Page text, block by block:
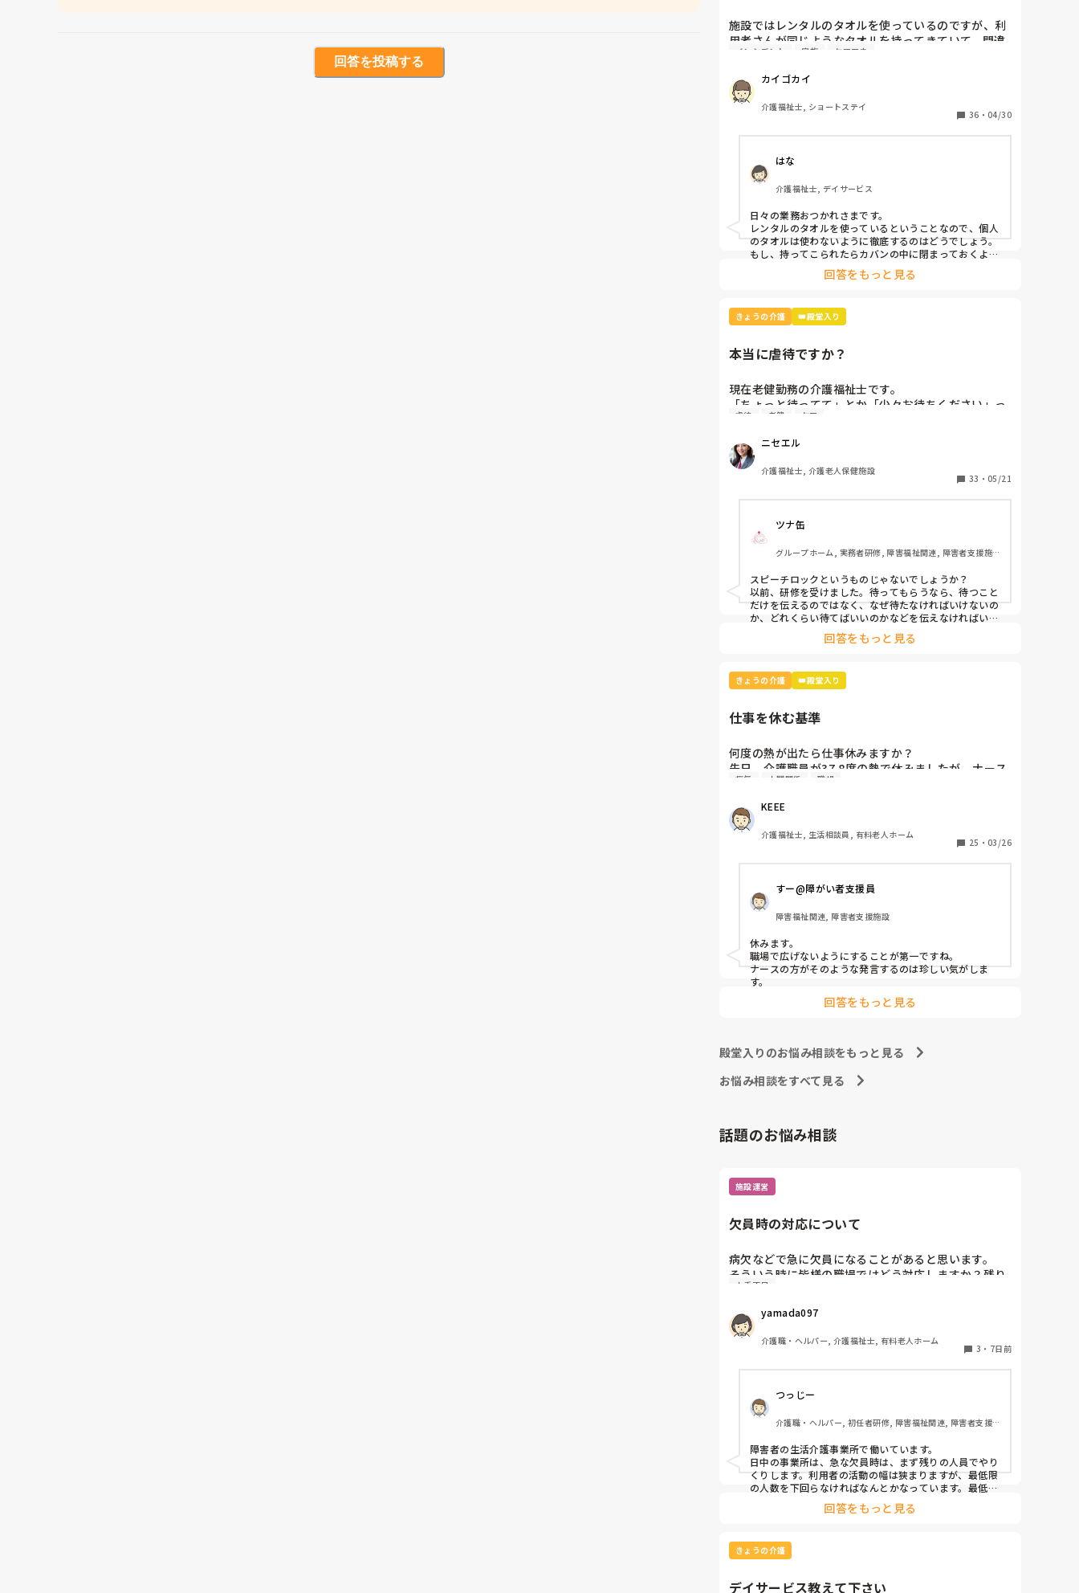
回答を投稿する
施設ではレンタルのタオルを使っているのですが、利
用者さんが同じようなタオルを持ってきていて、間違
えてレンタル業者に出してしまいました。
本人と家族とケアマネとレンタル業者に謝罪して、イ
ンシデントを書きましたが、対策って何？
インシデント 家族 ケアマネ
カイゴカイ
介護福祉士, ショートステイ
36 ・ 04/30
はな
介護福祉士, デイサービス
日々の業務おつかれさまです。
レンタルのタオルを使っているということなので、個人
のタオルは使わないように徹底するのはどうでしょう。
もし、持ってこられたらカバンの中に閉まっておくよう
回答をもっと見る
きょうの介護 👑殿堂入り
本当に虐待ですか？
現在老健勤務の介護福祉士です。
「ちょっと待ってて」とか「少々お待ちください」っ
て言葉、よく使いませんか？私の施設ではこの言葉は
になりました。
つまり虐待と同じ枠組みです。
そんなに悪い言葉ですか？むしろ必要な言葉だと思う
のですがいかがでしょう？
虐待 老健 ケア
ニセエル
介護福祉士, 介護老人保健施設
33 ・ 05/21
ツナ缶
グループホーム, 実務者研修, 障害福祉関連, 障害者支援施
スピーチロックというものじゃないでしょうか？
以前、研修を受けました。待ってもらうなら、待つこと
だけを伝えるのではなく、なぜ待たなければいけないの
か、どれくらい待てばいいのかなどを伝えなければいけ
例えば、「今、〜さんのお手伝いしてるから終わったら
忙しくて難しいときもありますけどね。
回答をもっと見る
きょうの介護 👑殿堂入り
仕事を休む基準
何度の熱が出たら仕事休みますか？
先日、介護職員が37.8度の熱で休みましたが、ナース
2人が「37.8度くらいで休む？私なら休まない。甘え
なら休みます。(平熱が低く微熱でもしんどいので)
皆さんの意見が聞きたいです。
病気 人間関係 職場
KEEE
介護福祉士, 生活相談員, 有料老人ホーム
25 ・ 03/26
すー@障がい者支援員
障害福祉関連, 障害者支援施設
休みます。
職場で広げないようにすることが第一ですね。
ナースの方がそのような発言するのは珍しい気がしま
す。
回答をもっと見る
殿堂入りのお悩み相談をもっと見る
お悩み相談をすべて見る
話題のお悩み相談
施設運営
欠員時の対応について
病欠などで急に欠員になることがあると思います。
そういう時に皆様の職場ではどう対応しますか？残り
の人手でやりくりするか、休みの人に出てもらうかに
大変ですよね。うちの夜勤欠の場合は休みの人に休出
の許可もらうまで残りのメンバーで23時くらいまで残
ってもらうとかでした。
人手不足
yamada097
介護職・ヘルパー, 介護福祉士, 有料老人ホーム
3 ・ 7日前
つっじー
介護職・ヘルパー, 初任者研修, 障害福祉関連, 障害者支援
障害者の生活介護事業所で働いています。
日中の事業所は、急な欠員時は、まず残りの人員でやり
くりします。利用者の活動の幅は狭まりますが、最低限
の人数を下回らなければなんとかなっています。最低限
を下回る場合は、休みの人に出てもらうか、他部署にフ
ォローを依頼しています。
先順位で代役を探しています。
うちは学生が多い町なので、誰かしら学生が出てくれる
回答をもっと見る
きょうの介護
デイサービス教えて下さい